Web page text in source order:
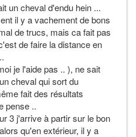
un cheval d'endu hein ...
il y a vachement de bons
de trucs, mais ca fait pas
de faire la distance en
je l'aide pas .. ), ne sait
cheval qui sort du
fait des résultats
pense ..
3 j'arrive à partir sur le bon
qu'en extérieur, il y a